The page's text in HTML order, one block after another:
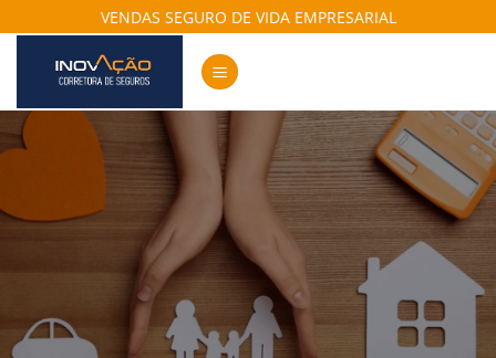
to
content
VENDAS SEGURO DE VIDA EMPRESARIAL